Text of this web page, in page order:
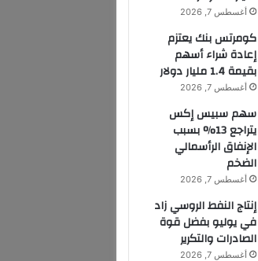
أغسطس 7, 2026
كومرتس بنك يعتزم
إعادة شراء أسهم
بقيمة 1.4 مليار دولار
أغسطس 7, 2026
سهم سبيس إكس
يتراجع 13% بسبب
الإنفاق الرأسمالي
الضخم
أغسطس 7, 2026
إنتاج النفط الروسي زاد
في يوليو بفضل قوة
الصادرات والتكرير
أغسطس 7, 2026